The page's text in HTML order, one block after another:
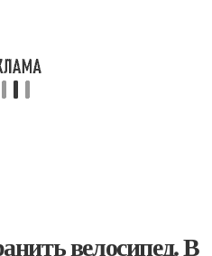
велосипед. В